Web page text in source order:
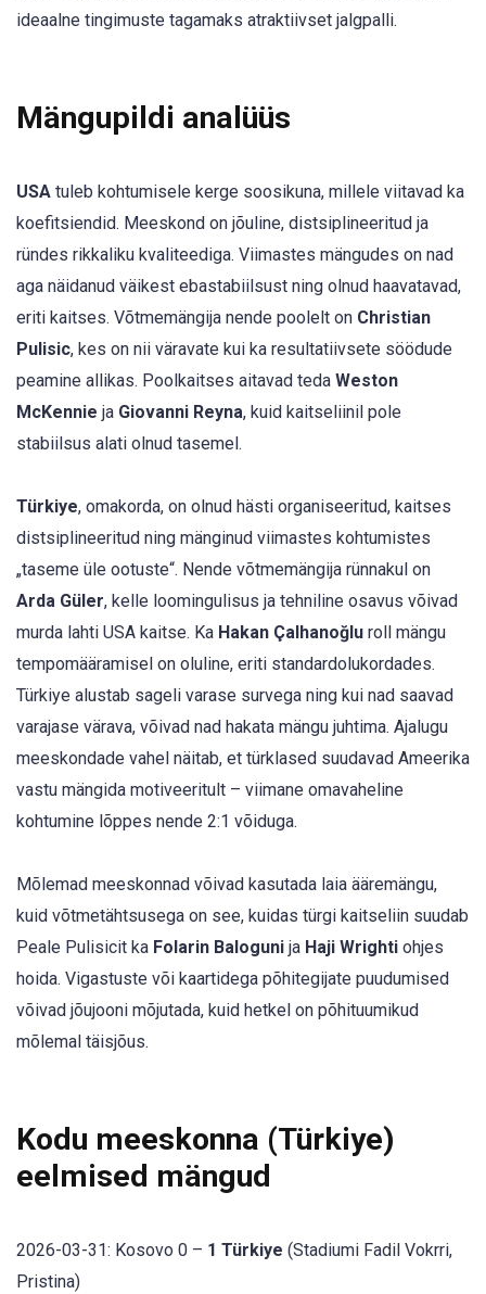
ideaalne tingimuste tagamaks atraktiivset jalgpalli.
Mängupildi analüüs
USA tuleb kohtumisele kerge soosikuna, millele viitavad ka
koefitsiendid. Meeskond on jõuline, distsiplineeritud ja
ründes rikkaliku kvaliteediga. Viimastes mängudes on nad
aga näidanud väikest ebastabiilsust ning olnud haavatavad,
eriti kaitses. Võtmemängija nende poolelt on Christian
Pulisic, kes on nii väravate kui ka resultatiivsete söödude
peamine allikas. Poolkaitses aitavad teda Weston
McKennie ja Giovanni Reyna, kuid kaitseliinil pole
stabiilsus alati olnud tasemel.
Türkiye, omakorda, on olnud hästi organiseeritud, kaitses
distsiplineeritud ning mänginud viimastes kohtumistes
„taseme üle ootuste“. Nende võtmemängija rünnakul on
Arda Güler, kelle loomingulisus ja tehniline osavus võivad
murda lahti USA kaitse. Ka Hakan Çalhanoğlu roll mängu
tempomääramisel on oluline, eriti standardolukordades.
Türkiye alustab sageli varase survega ning kui nad saavad
varajase värava, võivad nad hakata mängu juhtima. Ajalugu
meeskondade vahel näitab, et türklased suudavad Ameerika
vastu mängida motiveeritult – viimane omavaheline
kohtumine lõppes nende 2:1 võiduga.
Mõlemad meeskonnad võivad kasutada laia ääremängu,
kuid võtmetähtsusega on see, kuidas türgi kaitseliin suudab
Peale Pulisicit ka Folarin Baloguni ja Haji Wrighti ohjes
hoida. Vigastuste või kaartidega põhitegijate puudumised
võivad jõujooni mõjutada, kuid hetkel on põhituumikud
mõlemal täisjõus.
Kodu meeskonna (Türkiye)
eelmised mängud
2026-03-31: Kosovo 0 – 1 Türkiye (Stadiumi Fadil Vokrri,
Pristina)